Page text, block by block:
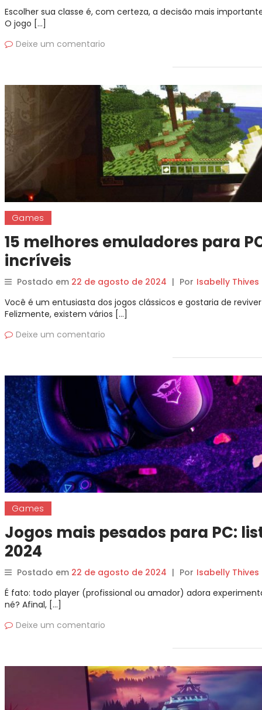
Escolher sua classe é, com certeza, a decisão mais
O jogo […]
Deixe um comentario
Games
15 melhores emuladores para
incríveis
Postado em 22 de agosto de 2024 | Por Isabelly Thives
Você é um entusiasta dos jogos clássicos e gostaria de
Felizmente, existem vários […]
Deixe um comentario
Games
Jogos mais pesados para PC:
2024
Postado em 22 de agosto de 2024 | Por Isabelly Thives
É fato: todo player (profissional ou amador) adora
né? Afinal, […]
Deixe um comentario